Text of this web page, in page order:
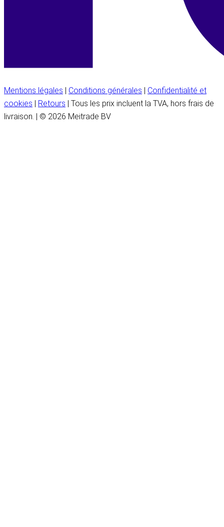
Mentions légales | Conditions générales | Confidentialité et
cookies | Retours | Tous les prix incluent la TVA, hors frais de
livraison. | © 2026 Meitrade BV